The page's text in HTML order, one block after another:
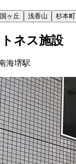
ヶ丘 浅香山 杉本町
ネス施設
海堺駅